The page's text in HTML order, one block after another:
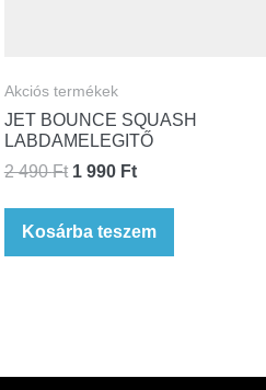
Akciós termékek
JET BOUNCE SQUASH
LABDAMELEGITŐ
2 490Ft 1 990 Ft
Kosárba teszem